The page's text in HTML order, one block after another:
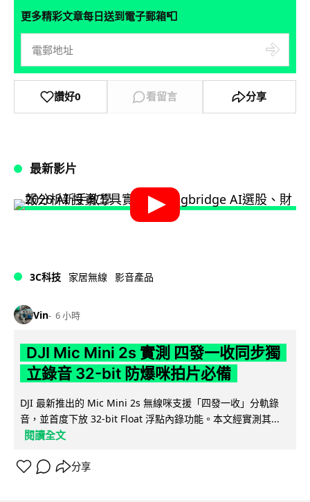
更多精彩文章每日送到電子郵箱📮
讚好0 看留言 分享
最新影片
3C科技 家居無線 影音產品
Vin 6 小時
DJI Mic Mini 2s 實測 四發一收同步獨
立錄音 32-bit 防爆咪拍片必備
DJI 最新推出的 Mic Mini 2s 無線咪支援「四發一收」分軌錄
音，並首度下放 32-bit Float 浮點內錄功能。本文經實測其...
閱讀全文
分享